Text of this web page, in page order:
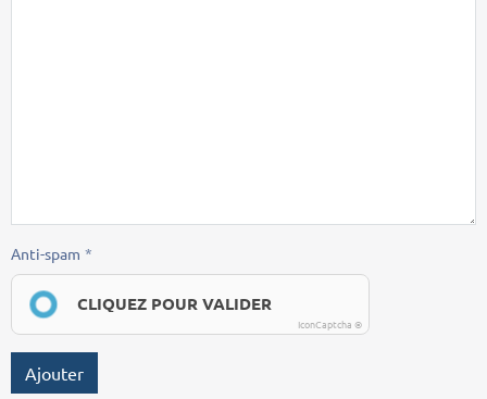
Anti-spam
CLIQUEZ POUR VALIDER
IconCaptcha ©
Ajouter